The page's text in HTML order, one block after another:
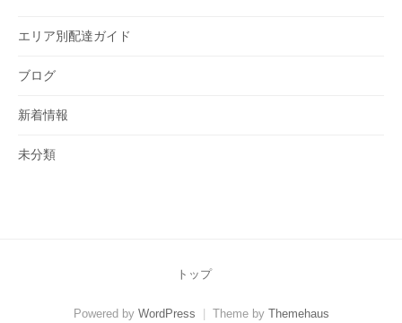
エリア別配達ガイド
ブログ
新着情報
未分類
トップ
Powered by WordPress Theme by Themehaus